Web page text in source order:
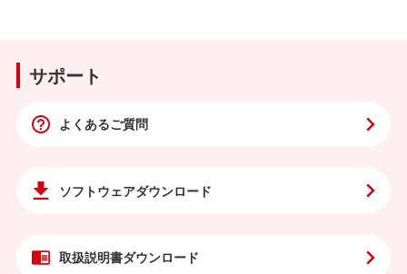
サポート
よくあるご質問
ソフトウェアダウンロード
取扱説明書ダウンロード